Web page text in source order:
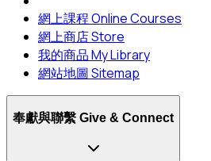
網上課程 Online Courses
網上商店 Store
我的商品 My Library
網站地圖 Sitemap
奉獻與聯繫 Give & Connect